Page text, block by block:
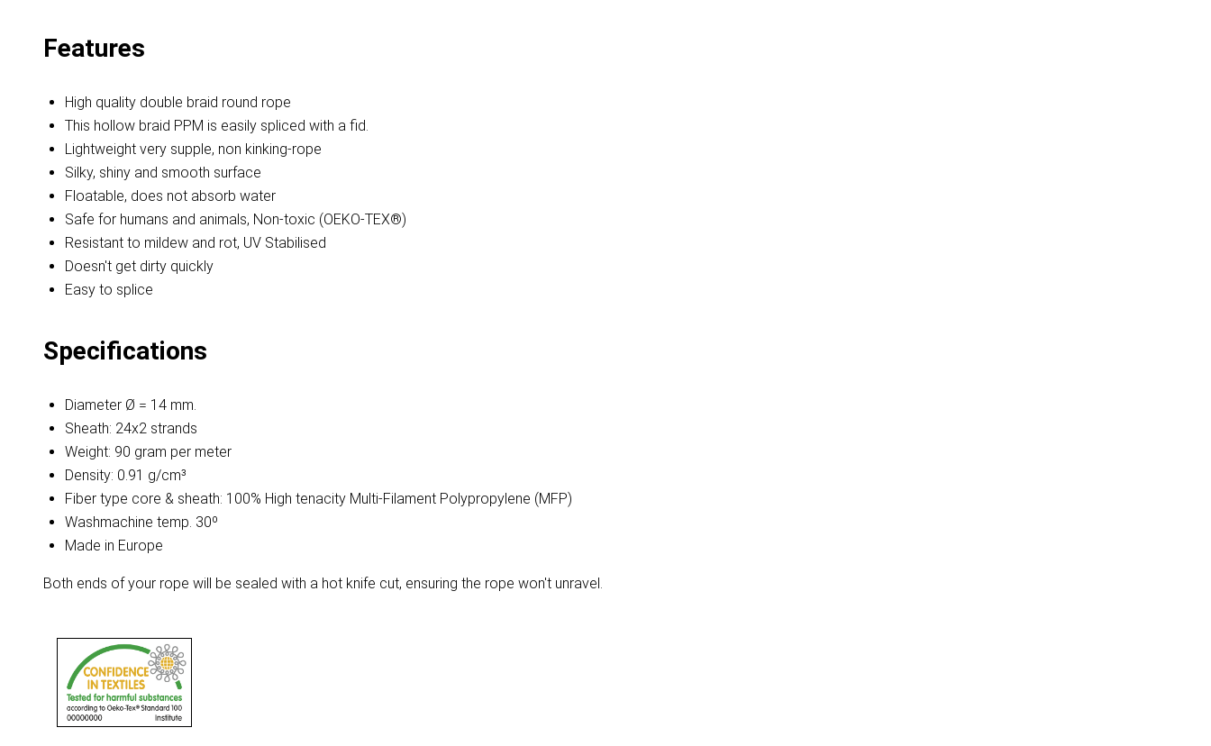
Features
High quality double braid round rope
This hollow braid PPM is easily spliced with a fid.
Lightweight very supple, non kinking-rope
Silky, shiny and smooth surface
Floatable, does not absorb water
Safe for humans and animals, Non-toxic (OEKO-TEX®)
Resistant to mildew and rot, UV Stabilised
Doesn't get dirty quickly
Easy to splice
Specifications
Diameter Ø = 14 mm.
Sheath: 24x2 strands
Weight: 90 gram per meter
Density: 0.91 g/cm³
Fiber type core & sheath: 100% High tenacity Multi-Filament Polypropylene (MFP)
Washmachine temp. 30º
Made in Europe
Both ends of your rope will be sealed with a hot knife cut, ensuring the rope won't unravel.